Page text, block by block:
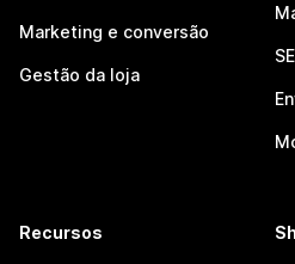
Marketing e conversão
Gestão da loja
Recursos